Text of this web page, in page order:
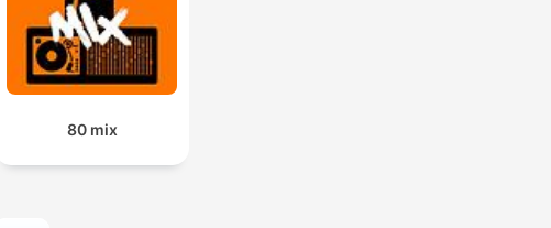
80 mix